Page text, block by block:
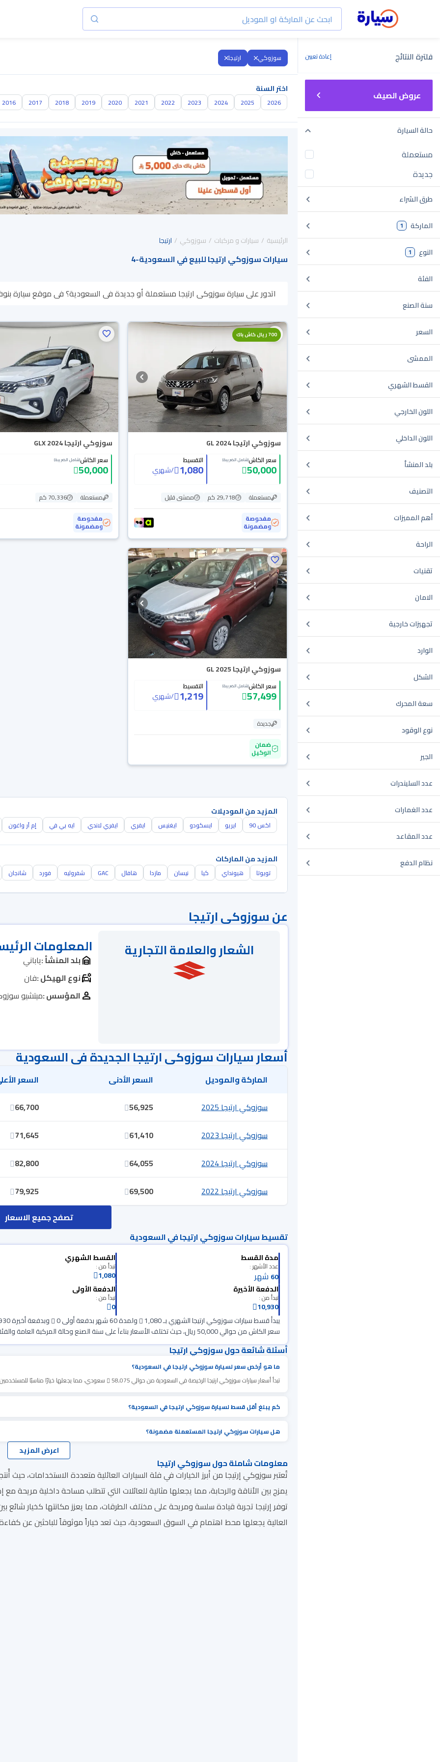
فلترة النتائج إعادة تعيين
عروض الصيف
حالة السيارة
مستعملة
جديدة
طرق الشراء
الماركة 1
النوع 1
الفئة
سنة الصنع
السعر
الممشى
القسط الشهري
اللون الخارجي
اللون الداخلي
بلد المنشأ
التصنيف
أهم المميزات
الراحة
تقنيات
الامان
تجهيزات خارجية
الوارد
الشكل
سعة المحرك
نوع الوقود
الجير
عدد السليندرات
عدد الغمارات
عدد المقاعد
نظام الدفع
سوزوكي ارتيجا
اختر السنة
2026
2025
2024
2023
2022
2021
2020
2019
2018
2017
2016
الرئيسية سيارات و مركبات سوزوكي ارتيجا
سيارات سوزوكي ارتيجا للبيع في السعودية-
4
اتدور على سيارة سوزوكي ارتيجا مستعملة أو جديدة في السعودية؟ في موقع سيارة
وبتوصلك لين باب بيتك.
700 ريال كاش باك
سوزوكي ارتيجا GL 2024
سعر الكاش(شامل الضريبة)
50,000
التقسيط
1,080
/شهري
مستعملة 29,718 كم
ممشى قليل
مفحوصة
ومضمونة
سوزوكي ارتيجا GLX 2024
سعر الكاش(شامل الضريبة)
50,000
مستعملة
70,336 كم
مفحوصة
ومضمونة
سوزوكي ارتيجا GL 2025
سعر الكاش(شامل الضريبة)
57,499
التقسيط
1,219
/شهري
جديدة
ضمان
الوكيل
المزيد من الموديلات
اكس 90 ايريو ايسكودو ايغنيس ايفري ايفري لاندي ايه بي في إم آر واغون
المزيد من الماركات
تويوتا هيونداي كيا نيسان مازدا هافال GAC شفروليه فورد شانجان
عن سوزوكي ارتيجا
الشعار والعلامة التجارية
المعلومات
بلد المنشأ :ياباني
نوع الهيكل :فان
المؤسس :ميتشيو
أسعار سيارات سوزوكي ارتيجا الجديدة في السعودية
الماركة والموديل السعر الأدنى السعر
سوزوكي ارتيجا 2025
56,925
66,700
سوزوكي ارتيجا 2023
61,410
71,645
سوزوكي ارتيجا 2024
64,055
82,800
سوزوكي ارتيجا 2022
69,500
79,925
تصفح جميع الاسعار
تقسيط سيارات سوزوكي ارتيجا في السعودية
مدة القسط
عدد الأشهر :
60 شهر
القسط الشهري
تبدأ من :
1,080
الدفعة الأخيرة
تبدأ من :
10,930
الدفعة الأولى
تبدأ من :
0
يبدأ قسط سيارات سوزوكي ارتيجا الشهري بـ 1,080
ولمدة 60 شهر بدفعة أولى 0
سعر الكاش من حوالي 50,000 ريال، حيث تختلف الأسعار بناءآ على سنة الصنع وحالة المركبة العامة والفئة المختارة.
أسئلة شائعة حول سوزوكي ارتيجا
ما هو أرخص سعر لسيارة سوزوكي ارتيجا في السعودية؟
تبدأ أسعار سيارات سوزوكي ارتيجا الرخيصة في السعودية من حوالي 58,075
سعودي، مما يجعلها خيارًا مناسبًا
كم يبلغ أقل قسط لسيارة سوزوكي ارتيجا في السعودية؟
هل سيارات سوزوكي ارتيجا المستعملة مضمونة؟
اعرض المزيد
معلومات شاملة حول سوزوكي ارتيجا
توفر إرتيجا تجربة قيادة سلسة ومريحة على مختلف الطرقات، مما يعزز مكانتها كخيار شائع
العالية يجعلها محط اهتمام في السوق السعودية، حيث تعد خياراً موثوقاً للباحثين عن